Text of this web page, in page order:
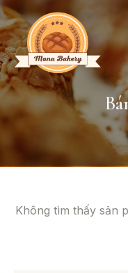
Không tìm thấy sản